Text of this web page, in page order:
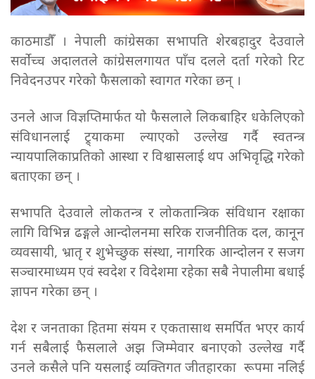
काठमाडौँ । नेपाली कांग्रेसका सभापति शेरबहादुर देउवाले
सर्वोच्च अदालतले कांग्रेसलगायत पाँच दलले दर्ता गरेको रिट
निवेदनउपर गरेको फैसलाको स्वागत गरेका छन् ।
उनले आज विज्ञप्तिमार्फत यो फैसलाले लिकबाहिर धकेलिएको
संविधानलाई ट्र्याकमा ल्याएको उल्लेख गर्दै स्वतन्त्र
न्यायपालिकाप्रतिको आस्था र विश्वासलाई थप अभिवृद्धि गरेको
बताएका छन् ।
सभापति देउवाले लोकतन्त्र र लोकतान्त्रिक संविधान रक्षाका
लागि विभिन्न ढङ्गले आन्दोलनमा सरिक राजनीतिक दल, कानून
व्यवसायी, भ्रातृ र शुभेच्छुक संस्था, नागरिक आन्दोलन र सजग
सञ्चारमाध्यम एवं स्वदेश र विदेशमा रहेका सबै नेपालीमा बधाई
ज्ञापन गरेका छन् ।
देश र जनताका हितमा संयम र एकतासाथ समर्पित भएर कार्य
गर्न सबैलाई फैसलाले अझ जिम्मेवार बनाएको उल्लेख गर्दै
उनले कसैले पनि यसलाई व्यक्तिगत जीतहारका रूपमा नलिई